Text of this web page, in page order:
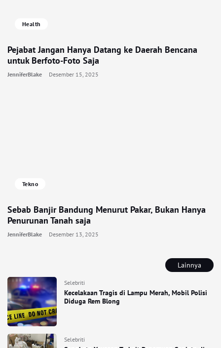
Lainnya
Selebriti
Kecelakaan Tragis di Lampu Merah, Mobil Polisi
Diduga Rem Blong
Selebriti
Health
Pejabat Jangan Hanya Datang ke Daerah Bencana
untuk Berfoto-Foto Saja
JenniferBlake Desember 15, 2025
Tekno
Sebab Banjir Bandung Menurut Pakar, Bukan Hanya
Penurunan Tanah saja
JenniferBlake Desember 13, 2025